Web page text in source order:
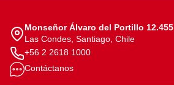
Monseñor Álvaro del Portillo 12.455
Las Condes, Santiago, Chile
+56 2 2618 1000
Contáctanos